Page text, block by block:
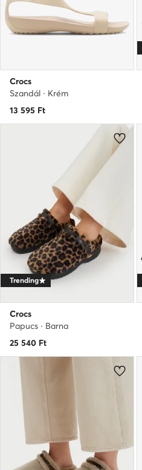
Crocs
Szandál · Krém
13 595 Ft
Trending
Crocs
Papucs · Barna
25 540 Ft